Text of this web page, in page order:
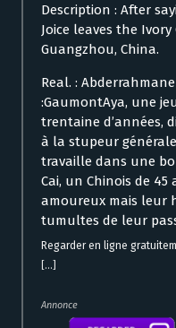
Description : After
Joice leaves the
Guangzhou, China.
Real. :
:GaumontAya, une
trentaine d’années,
à la stupeur
travaille dans une
Cai, un Chinois de
amoureux mais leur
tumultes de leur
Regarder en ligne
[...]
Annonce